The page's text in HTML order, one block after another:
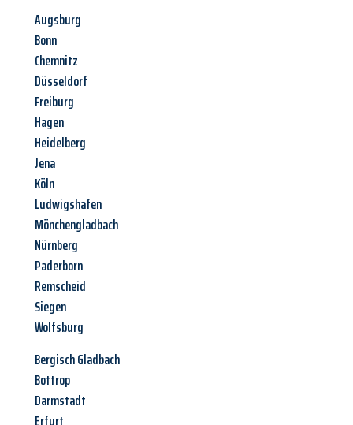
Augsburg
Bonn
Chemnitz
Düsseldorf
Freiburg
Hagen
Heidelberg
Jena
Köln
Ludwigshafen
Mönchengladbach
Nürnberg
Paderborn
Remscheid
Siegen
Wolfsburg
Bergisch Gladbach
Bottrop
Darmstadt